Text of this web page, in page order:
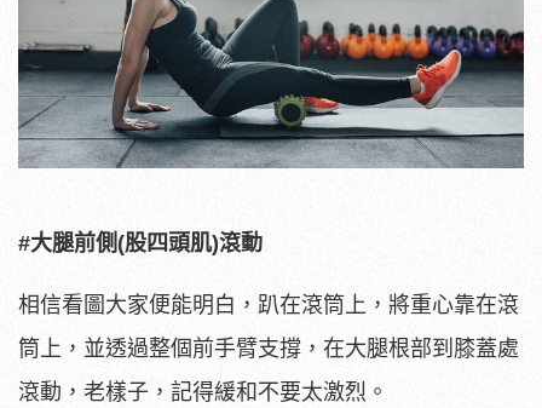
#大腿前側(股四頭肌)滾動
相信看圖大家便能明白，趴在滾筒上，將重心靠在滾
筒上，並透過整個前手臂支撐，在大腿根部到膝蓋處
滾動，老樣子，記得緩和不要太激烈。